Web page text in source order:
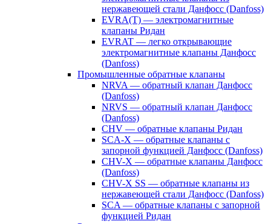
нержавеющей стали Данфосс (Danfoss)
EVRA(T) — электромагнитные
клапаны Ридан
EVRAT — легко открывающие
электромагнитные клапаны Данфосс
(Danfoss)
Промышленные обратные клапаны
NRVA — обратный клапан Данфосс
(Danfoss)
NRVS — обратный клапан Данфосс
(Danfoss)
CHV — обратные клапаны Ридан
SCA-X — обратные клапаны с
запорной функцией Данфосс (Danfoss)
CHV-X — обратные клапаны Данфосс
(Danfoss)
CHV-X SS — обратные клапаны из
нержавеющей стали Данфосс (Danfoss)
SCA — обратные клапаны с запорной
функцией Ридан